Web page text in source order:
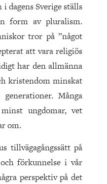
dagens Sverige ställs
form av pluralism.
tror på ”något
att vara religiös
har den allmänna
kristendom minskat
Många
ungdomar, vet
om.
tillvägagångssätt på
förkunnelse i vår
perspektiv på det